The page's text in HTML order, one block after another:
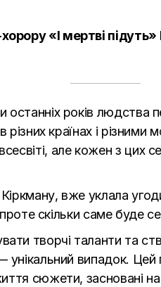
«І мертві підуть»
останніх років
в різних країнах і
але кожен з цих
вже уклала
скільки саме буде
творчі таланти та
унікальний випадок.
сюжети, засновані на